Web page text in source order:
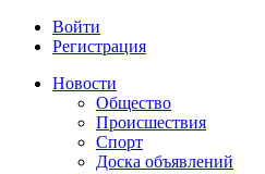
Войти
Регистрация
Новости
Общество
Происшествия
Спорт
Доска объявлений